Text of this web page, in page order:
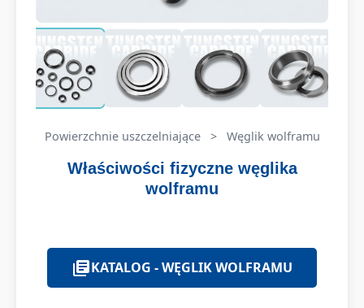
Powierzchnie uszczelniające > Węglik wolframu
Właściwości fizyczne węglika
wolframu
KATALOG - WĘGLIK WOLFRAMU